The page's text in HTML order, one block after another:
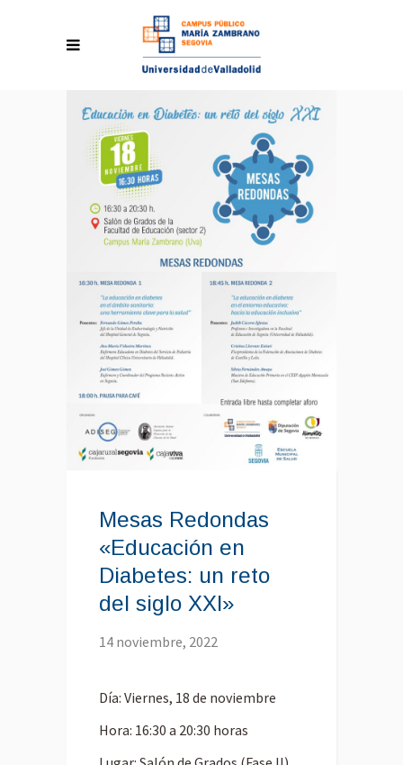
Mesas Redondas
«Educación en
Diabetes: un reto
del siglo XXI»
14 noviembre, 2022
Día: Viernes, 18 de noviembre
Hora: 16:30 a 20:30 horas